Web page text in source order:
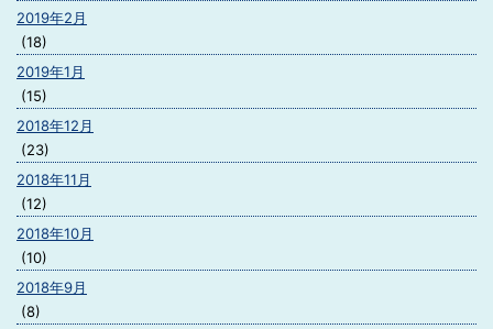
2019年2月
(18)
2019年1月
(15)
2018年12月
(23)
2018年11月
(12)
2018年10月
(10)
2018年9月
(8)